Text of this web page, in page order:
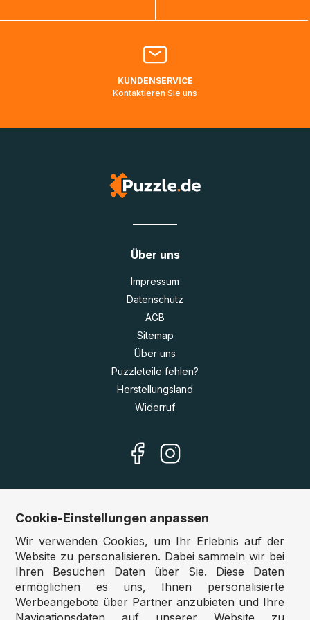
Bitte kontaktieren Sie denKundenservicefalls Ihr Paket
Lieferadressen in Deutschland oder Europa mehrere Tage
KUNDENSERVICE
Kontaktieren Sie uns
Über uns
Impressum
Datenschutz
AGB
Sitemap
Über uns
Puzzleteile fehlen?
Herstellungsland
Widerruf
Unsere Shops
Deutschland:www.puzzle.de
Österreich:
www.puzzle.at
Belgien:www.puzzle.be
Großbritannien:www.jigsawpuzzle.co.uk
Cookie-Einstellungen anpassen
Wir verwenden Cookies, um Ihr Erlebnis auf der
Website zu personalisieren. Dabei sammeln wir bei
Ihren Besuchen Daten über Sie. Diese Daten
ermöglichen es uns, Ihnen personalisierte
Werbeangebote über Partner anzubieten und Ihre
Navigationsdaten auf unserer Website zu